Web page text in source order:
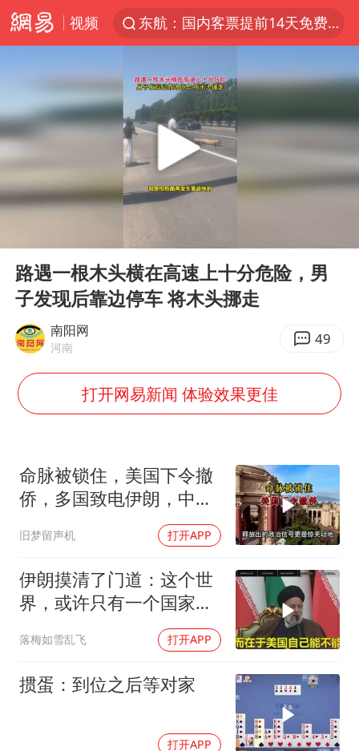
视频
东航：国内客票提前14天免费退改
上半年我国机械工业经济运行稳中有进
台风白海豚加强
广东雷州通报特教老师招聘违规事件
国防部回应日本试射“战斧”导弹
“立秋的第一杯奶茶”又爆单了
A股三大股指收涨
宇树科技中一签需缴款7.54万元
“新疆阿勒泰八月能滑雪”不实
向鹏0-3不敌张本智和
江苏发布台风蓝色预警
东方之约 相约未来
Play
路遇一根木头横在高速上十分危险，男
子发现后靠边停车 将木头挪走
南阳网
河南 49
打开网易新闻 体验效果更佳
命脉被锁住，美国下令撤
侨，多国致电伊朗，中国
旧梦留声机 打开APP
伊朗摸清了门道：这个世
界，或许只有一个国家，
落梅如雪乱飞 打开APP
掼蛋：到位之后等对家
打开APP